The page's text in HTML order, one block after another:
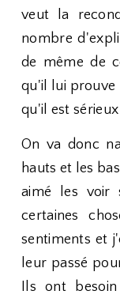
veut la
nombre
de même de
qu'il lui prouve
qu'il est
On va donc
hauts et les
aimé les voir
certaines
sentiments et
leur passé
Ils ont